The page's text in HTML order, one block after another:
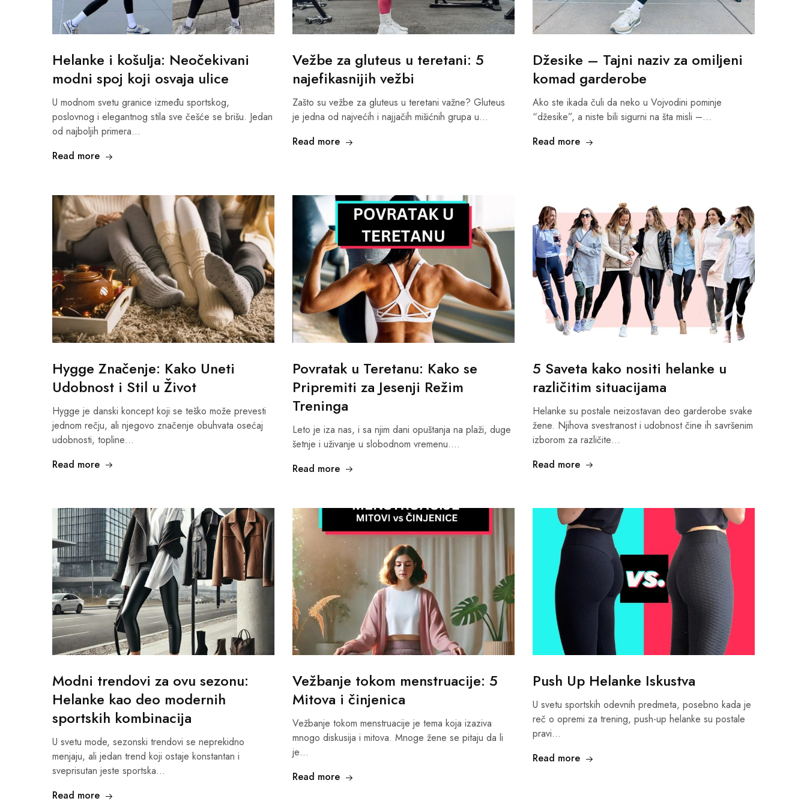
Helanke i košulja: Neočekivani
modni spoj koji osvaja ulice
U modnom svetu granice između sportskog,
poslovnog i elegantnog stila sve češće se brišu. Jedan
od najboljih primera…
Read more
Vežbe za gluteus u teretani: 5
najefikasnijih vežbi
Zašto su vežbe za gluteus u teretani važne? Gluteus
je jedna od najvećih i najjačih mišićnih grupa u…
Read more
Džesike – Tajni naziv za omiljeni
komad garderobe
Ako ste ikada čuli da neko u Vojvodini pominje
“džesike”, a niste bili sigurni na šta misli –…
Read more
Hygge Značenje: Kako Uneti
Udobnost i Stil u Život
Hygge je danski koncept koji se teško može prevesti
jednom rečju, ali njegovo značenje obuhvata osećaj
udobnosti, topline…
Read more
Povratak u Teretanu: Kako se
Pripremiti za Jesenji Režim
Treninga
Leto je iza nas, i sa njim dani opuštanja na plaži, duge
šetnje i uživanje u slobodnom vremenu.…
Read more
5 Saveta kako nositi helanke u
različitim situacijama
Helanke su postale neizostavan deo garderobe svake
žene. Njihova svestranost i udobnost čine ih savršenim
izborom za različite…
Read more
Modni trendovi za ovu sezonu:
Helanke kao deo modernih
sportskih kombinacija
U svetu mode, sezonski trendovi se neprekidno
menjaju, ali jedan trend koji ostaje konstantan i
sveprisutan jeste sportska…
Read more
Vežbanje tokom menstruacije: 5
Mitova i činjenica
Vežbanje tokom menstruacije je tema koja izaziva
mnogo diskusija i mitova. Mnoge žene se pitaju da li
je…
Read more
Push Up Helanke Iskustva
U svetu sportskih odevnih predmeta, posebno kada je
reč o opremi za trening, push-up helanke su postale
pravi…
Read more